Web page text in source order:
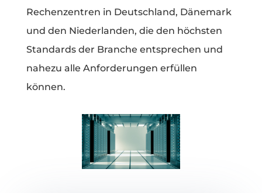
Rechenzentren in Deutschland, Dänemark
und den Niederlanden, die den höchsten
Standards der Branche entsprechen und
nahezu alle Anforderungen erfüllen
können.